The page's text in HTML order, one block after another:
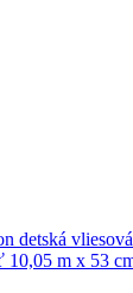
detská
10,05 m x 53